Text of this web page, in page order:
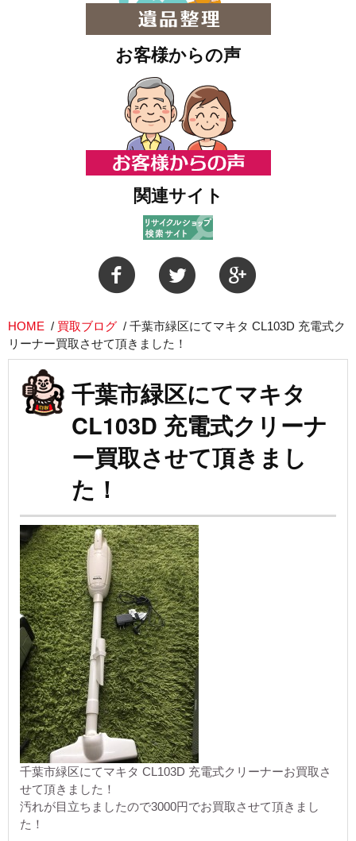
お客様からの声
関連サイト
HOME / 買取ブログ / 千葉市緑区にてマキタ CL103D 充電式ク
リーナー買取させて頂きました！
千葉市緑区にてマキタ
CL103D 充電式クリーナ
ー買取させて頂きまし
た！
千葉市緑区にてマキタ CL103D 充電式クリーナーお買取さ
せて頂きました！
汚れが目立ちましたので3000円でお買取させて頂きまし
た！